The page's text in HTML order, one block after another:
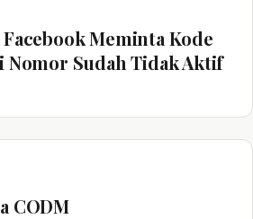
Meminta Kode
Nomor Sudah Tidak Aktif
CODM